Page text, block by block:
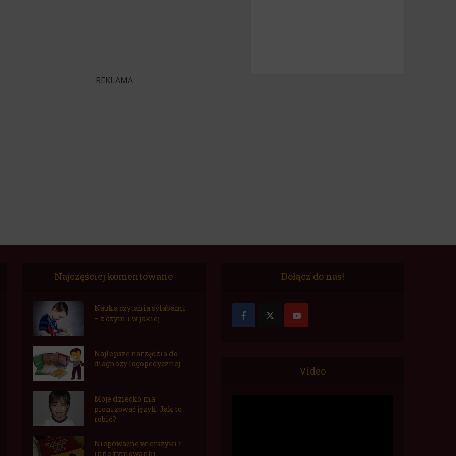
REKLAMA
Najczęściej komentowane
Nauka czytania sylabami
– z czym i w jakiej...
Najlepsze narzędzia do
diagnozy logopedycznej
Moje dziecko ma
pionizować język. Jak to
robić?
Niepoważne wierszyki i
inne rymowanki
Dołącz do nas!
Video